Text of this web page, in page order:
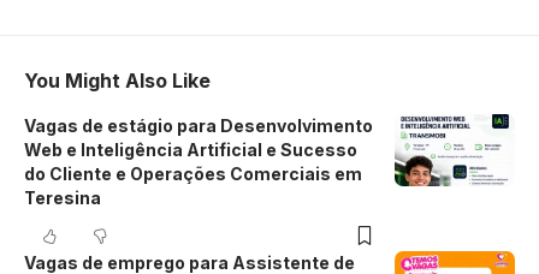
You Might Also Like
Vagas de estágio para Desenvolvimento
Web e Inteligência Artificial e Sucesso
do Cliente e Operações Comerciais em
Teresina
Vagas de emprego para Assistente de